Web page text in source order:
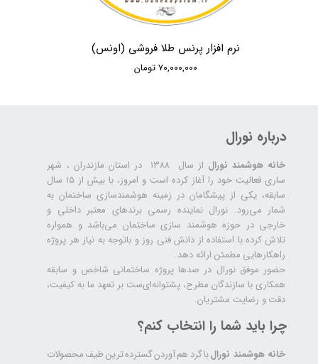
نرم افزار پرنس طلا فروشی (اونس)
۷۰,۰۰۰,۰۰۰ تومان
درباره نورال
خانه هوشمند نورال
از سال ۱۳۸۸ در استان مازندران ، شهر
ساری فعالیت خود را آغاز کرده است و امروز، با بیش از ۱۵ سال
سابقه، یکی از پیشگامان در زمینه هوشمندسازی ساختمان به
شمار می‌رود. نورال نماینده رسمی برندهای معتبر داخلی و
خارجی در حوزه هوشمند سازی ساختمان می‌باشد و همواره
تلاش کرده با استفاده از دانش فنی روز و باتوجه به نیاز هر پروژه
راهکارهایی مطمئن ارائه دهد.
حضور موفق نورال در صدها پروژه‌ ساختمانی شاخص و سابقه
همکاری با سازندگان مطرح، پشتوانه‌ای‌ست بر تعهد ما به کیفیت،
دقت و رضایت مشتریان.
چرا باید شما را انتخاب کنم؟
خانه هوشمند نورالبا گرد هم آوردن گسترده ترین طیف محصولات